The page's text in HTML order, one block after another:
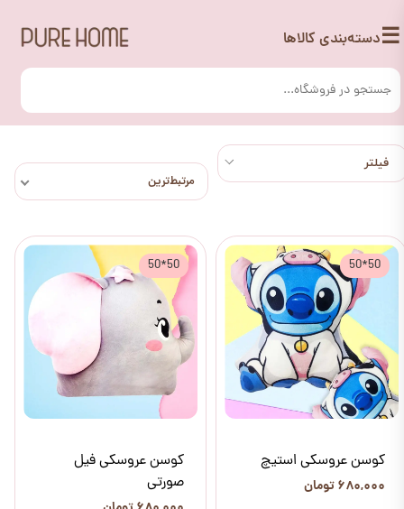
☰دسته‌بندی کالاها
مرتبط‌ترین
کوسن عروسکی استیچ
۶۸۰,۰۰۰ تومان
50*50
کوسن عروسکی فیل
صورتی
50*50